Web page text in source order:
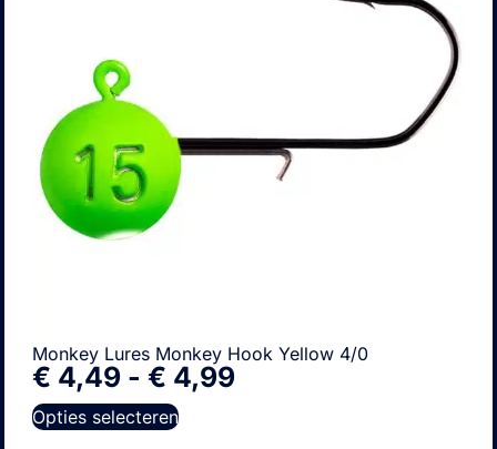
Monkey Lures Monkey Hook Yellow 4/0
€ 4,49 - € 4,99
Opties selecteren